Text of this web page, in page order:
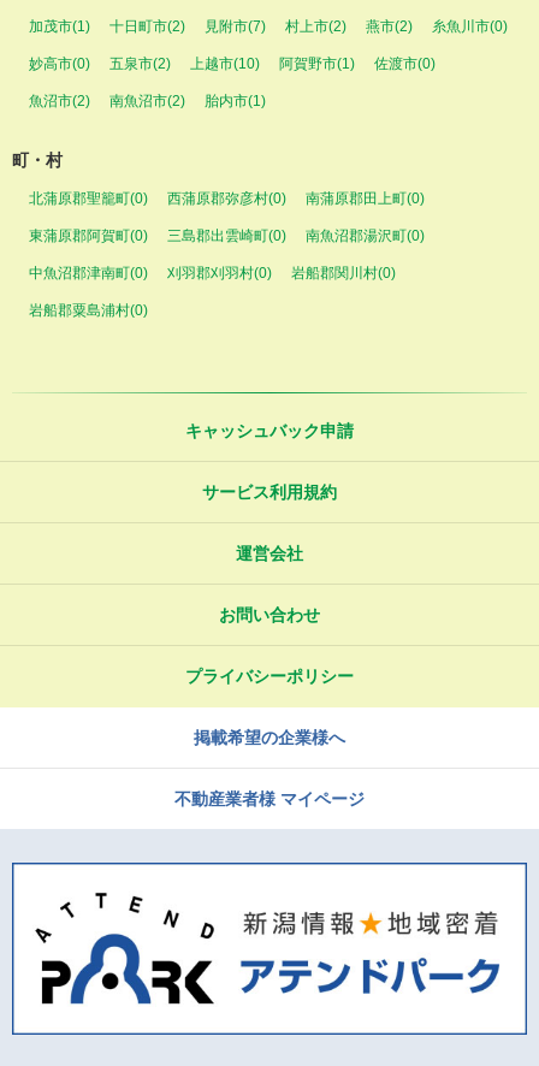
加茂市(1) 十日町市(2) 見附市(7) 村上市(2) 燕市(2) 糸魚川市(0)
妙高市(0) 五泉市(2) 上越市(10) 阿賀野市(1) 佐渡市(0)
魚沼市(2) 南魚沼市(2) 胎内市(1)
町・村
北蒲原郡聖籠町(0) 西蒲原郡弥彦村(0) 南蒲原郡田上町(0)
東蒲原郡阿賀町(0) 三島郡出雲崎町(0) 南魚沼郡湯沢町(0)
中魚沼郡津南町(0) 刈羽郡刈羽村(0) 岩船郡関川村(0)
岩船郡粟島浦村(0)
キャッシュバック申請
サービス利用規約
運営会社
お問い合わせ
プライバシーポリシー
掲載希望の企業様へ
不動産業者様 マイページ